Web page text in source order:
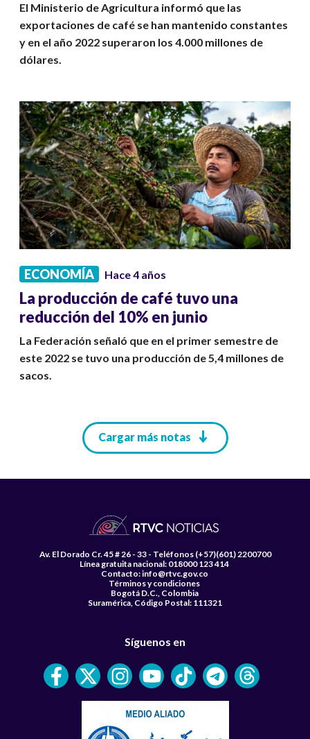
El Ministerio de Agricultura informó que las
exportaciones de café se han mantenido constantes
y en el año 2022 superaron los 4.000 millones de
dólares.
ECONOMÍA Hace 4 años
La producción de café tuvo una
reducción del 10% en junio
La Federación señaló que en el primer semestre de
este 2022 se tuvo una producción de 5,4 millones de
sacos.
Cargar más notas
Av. El Dorado Cr. 45 # 26 - 33 - Teléfonos (+57)(601) 2200700
Línea gratuita nacional: 018000 123 414
Contacto: info@rtvc.gov.co
Términos y condiciones
Bogotá D.C., Colombia
Suramérica, Código Postal: 111321
Síguenos en